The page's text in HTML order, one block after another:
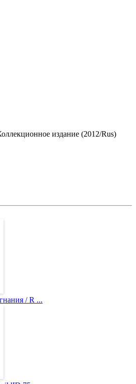
/ R ...